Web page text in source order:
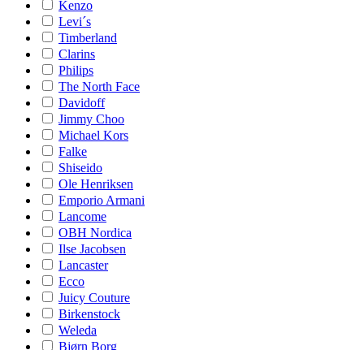
Kenzo
Levi´s
Timberland
Clarins
Philips
The North Face
Davidoff
Jimmy Choo
Michael Kors
Falke
Shiseido
Ole Henriksen
Emporio Armani
Lancome
OBH Nordica
Ilse Jacobsen
Lancaster
Ecco
Juicy Couture
Birkenstock
Weleda
Bjørn Borg